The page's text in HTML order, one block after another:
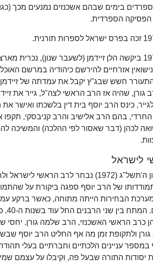
בימים שבהם אשכנזים נמנעים מכך
הספרדית.
בשנת 1970 ביקשה הלן זיידמן (לשעבר שנון),
אזרחיים להירשם כיהודיה במרשם
חשש שבג"ץ יקבל את עמדתה של
גורן, שהיה אז הרב הראשי לצה"ל, גייר את
כינס הרב יוסף בית דין בלשכתו ואישר את
בהם הרב אלישיב והרב קניבסקי, תקפו
לכהן (דבר שאסור לפי ההלכה) והמשיכה
לישראל
של הרב יוסף ספגה ביקורת על
הבחירות הייתה מתוחה, כאשר ברקע
כרב הראשי האשכנזי, הרב שלמה גורן. יחסי
גורן ולתקופת זמן מה אף החליט הרב יוסף
במספר עניינים הלכתיים וחברתיים בעלי
יסודות התורה שבעל פה, וקיבלו על עצמם